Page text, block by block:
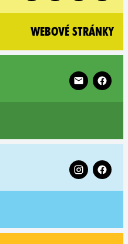
Webové stránky
Follow XR
Follow XR